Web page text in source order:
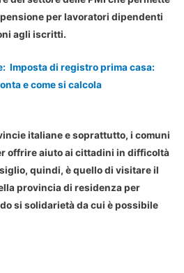
per lavoratori dipendenti
agli iscritti.
Imposta di registro prima casa:
e come si calcola
italiane e soprattutto, i comuni
offrire aiuto ai cittadini in difficoltà
quindi, è quello di visitare il
provincia di residenza per
si solidarietà da cui è possibile